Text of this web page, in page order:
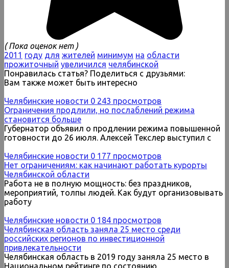
( Пока оценок нет )
2011 году для жителей минимум на области
прожиточный увеличился челябинской
Понравилась статья? Поделиться с друзьями:
Вам также может быть интересно
Челябинские новости 0 243 просмотров
Ограничения продлили, но послаблений режима
становится больше
Губернатор объявил о продлении режима повышенной
готовности до 26 июля. Алексей Текслер выступил с
Челябинские новости 0 177 просмотров
Нет ограничениям: как начинают работать курорты
Челябинской области
Работа не в полную мощность: без праздников,
мероприятий, толпы людей. Как будут организовывать
работу
Челябинские новости 0 184 просмотров
Челябинская область заняла 25 место среди
российских регионов по инвестиционной
привлекательности
Челябинская область в 2019 году заняла 25 место в
Национальном рейтинге по состоянию